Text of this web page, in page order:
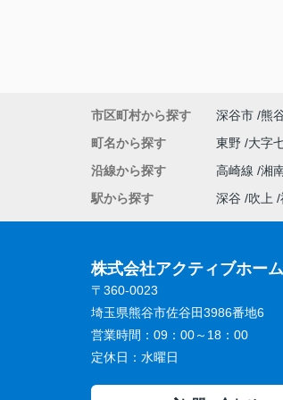
市区町村から探す 深谷市 熊
町名から探す
東野 大字
沿線から探す
高崎線 湘
駅から探す
深谷 吹上
株式会社アクティブホーム
〒360-0023
埼玉県熊谷市佐谷田3986番地6
営業時間： 09：00～18：00
定休日： 水曜日